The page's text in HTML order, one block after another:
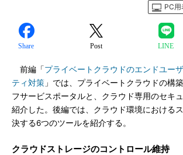
PC用
Share Post LINE
前編「プライベートクラウドのエンドユー
ティ対策 」では、プライベートクラウドの構
フサービスポータルと、クラウド専用のセキ
紹介した。後編では、クラウド環境における
決する6つのツールを紹介する。
クラウドストレージのコントロール維持